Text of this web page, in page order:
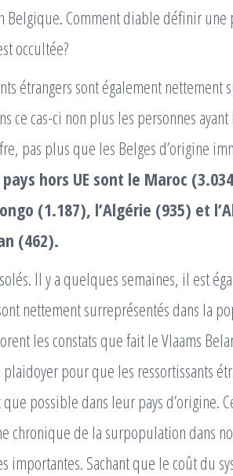
Belgique. Comment diable définir
occultée?
étrangers sont également nettement
ce cas-ci non plus les personnes
pas plus que les Belges d’origine
hors UE sont le Maroc
(1.187), l’Algérie (935) et
(462).
Il y a quelques semaines, il est
nettement surreprésentés dans la
les constats que fait le Vlaams
pour que les ressortissants
possible dans leur pays d’origine.
chronique de la surpopulation dans
importantes. Sachant que le coût du